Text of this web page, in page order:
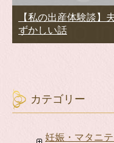
【私の出産体験談】
ずかしい話
カテゴリー
妊娠・マタニテ